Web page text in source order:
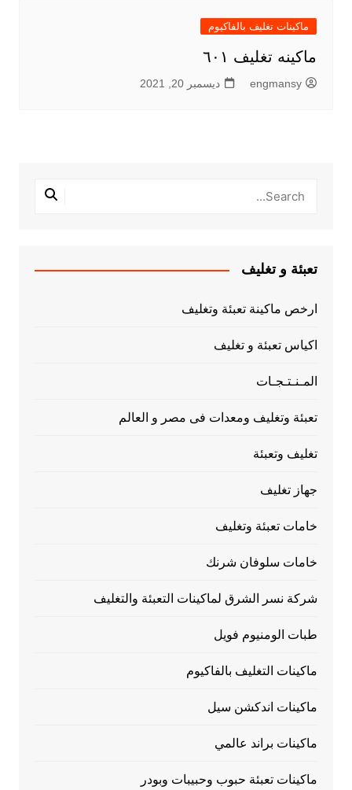
ماكينات تغليف بالفاكيوم
ماكينه تغليف ٦٠١
engmansy ديسمبر 20, 2021
تعبئة و تغليف
ارخص ماكينة تعبئة وتغليف
اكياس تعبئة و تغليف
المـنـتـجـات
تعبئة وتغليف ومعدات فى مصر و العالم
تغليف وتعبئة
جهاز تغليف
خامات تعبئة وتغليف
خامات سلوفان شرنك
شركة نسر الشرق لماكينات التعبئة والتغليف
طبات الومنيوم فويل
ماكينات التغليف بالفاكيوم
ماكينات اندكشن سيل
ماكينات براند عالمي
ماكينات تعبئة حبوب وحبيبات وبودر